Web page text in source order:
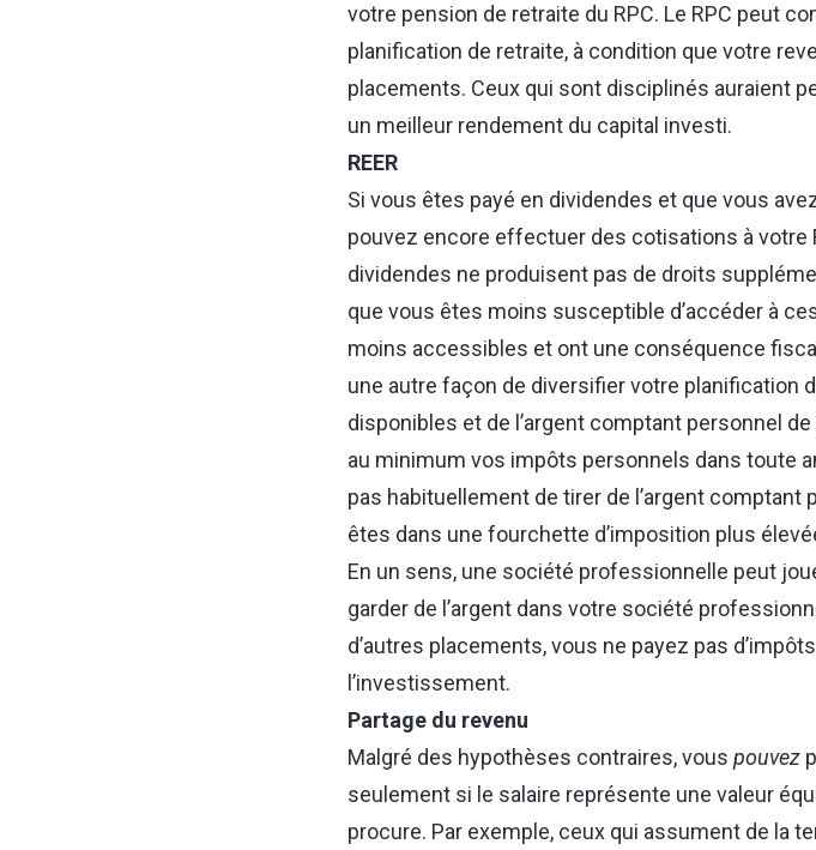
votre pension de retraite du RPC. Le RPC peut
planification de retraite, à condition que votre
placements. Ceux qui sont disciplinés auraient
un meilleur rendement du capital investi.
REER
Si vous êtes payé en dividendes et que vous
pouvez encore effectuer des cotisations à votre
dividendes ne produisent pas de droits
que vous êtes moins susceptible d’accéder à
moins accessibles et ont une conséquence
une autre façon de diversifier votre planification
disponibles et de l’argent comptant personnel
au minimum vos impôts personnels dans toute
pas habituellement de tirer de l’argent
êtes dans une fourchette d’imposition plus
En un sens, une société professionnelle peut
garder de l’argent dans votre société
d’autres placements, vous ne payez pas
l’investissement.
Partage du revenu
Malgré des hypothèses contraires, vous pouvez
seulement si le salaire représente une valeur
procure. Par exemple, ceux qui assument de la